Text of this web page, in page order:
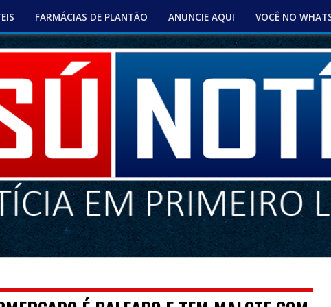
FARMÁCIAS DE PLANTÃO ANUNCIE AQUI VOCÊ NO